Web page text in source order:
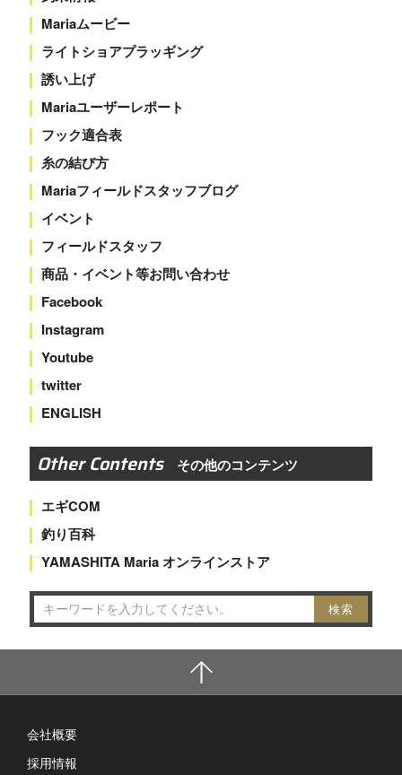
Mariaムービー
ライトショアプラッギング
誘い上げ
Mariaユーザーレポート
フック適合表
糸の結び方
Mariaフィールドスタッフブログ
イベント
フィールドスタッフ
商品・イベント等お問い合わせ
Facebook
Instagram
Youtube
twitter
ENGLISH
Other Contents その他のコンテンツ
エギCOM
釣り百科
YAMASHITA Maria オンラインストア
会社概要
採用情報